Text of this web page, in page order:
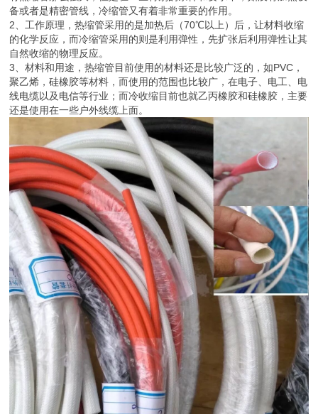
绝缘是绝缘套管重要的功能，不同的套管可以提供各种绝缘功能，也
可适用于多种不同的电压环境，套管采用的塑料材质能够抵抗高温。
绝缘套管中热缩管与冷缩管区别：
1、使用范围，冷缩管相对于热缩管来说使用范围要小一些，功能没
有热缩管那么强大；但是在一些特别的条件和要求下，如没有加热设
备或者是精密管线，冷缩管又有着非常重要的作用。
2、工作原理，热缩管采用的是加热后（70℃以上）后，让材料收缩
的化学反应，而冷缩管采用的则是利用弹性，先扩张后利用弹性让其
自然收缩的物理反应。
3、材料和用途，热缩管目前使用的材料还是比较广泛的，如PVC，
聚乙烯，硅橡胶等材料，而使用的范围也比较广，在电子、电工、电
线电缆以及电信等行业；而冷收缩目前也就乙丙橡胶和硅橡胶，主要
还是使用在一些户外线缆上面。